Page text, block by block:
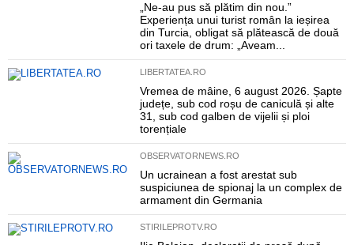
„Ne-au pus să plătim din nou.”
Experiența unui turist român la ieșirea
din Turcia, obligat să plătească de două
ori taxele de drum: „Aveam...
LIBERTATEA.RO
Vremea de mâine, 6 august 2026. Șapte
județe, sub cod roșu de caniculă și alte
31, sub cod galben de vijelii și ploi
torențiale
OBSERVATORNEWS.RO
Un ucrainean a fost arestat sub
suspiciunea de spionaj la un complex de
armament din Germania
STIRILEPROTV.RO